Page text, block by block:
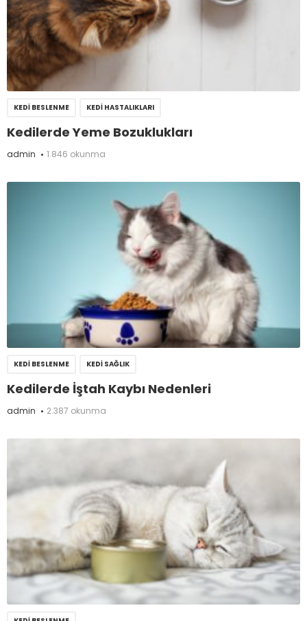
KEDI BESLENME KEDI HASTALIKLARI
Kedilerde Yeme Bozuklukları
admin 1.846 okunma
KEDI BESLENME KEDI SAĞLIK
Kedilerde İştah Kaybı Nedenleri
admin 2.387 okunma